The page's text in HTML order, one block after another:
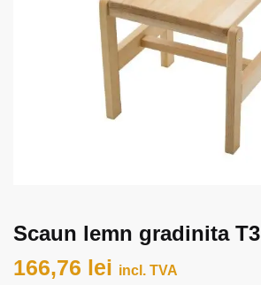
Scaun lemn gradinita T3
166,76 lei incl. TVA